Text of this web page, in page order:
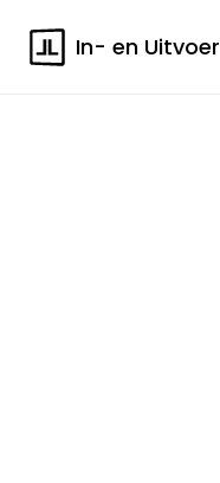
In- en Uitvoer